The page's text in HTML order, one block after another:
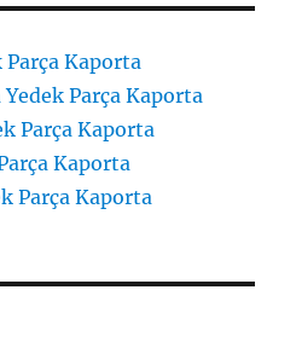
Parça Kaporta
Parça Kaporta
Parça Kaporta
Kaporta
Parça Kaporta